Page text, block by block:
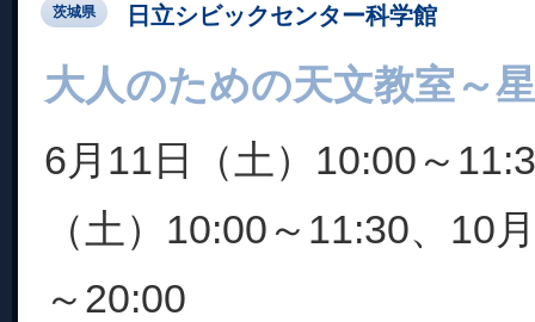
茨城県 日立シビックセンター科学館
大人のための天文教室～
6月11日（土）10:00～
（土）10:00～11:30、10
～20:00